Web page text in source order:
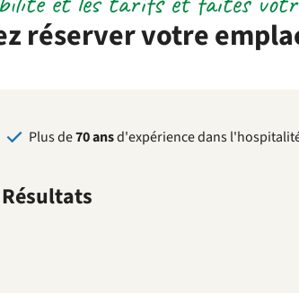
réserver votre
Plus de70 ansd'expérience dans